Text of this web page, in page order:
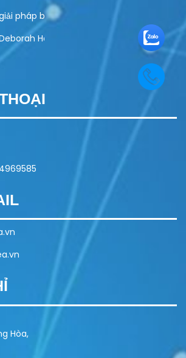
pháp bảo hành điện tử cho Olivo
Home
Hòa,